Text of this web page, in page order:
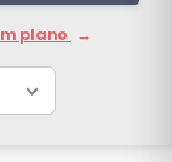
plano →